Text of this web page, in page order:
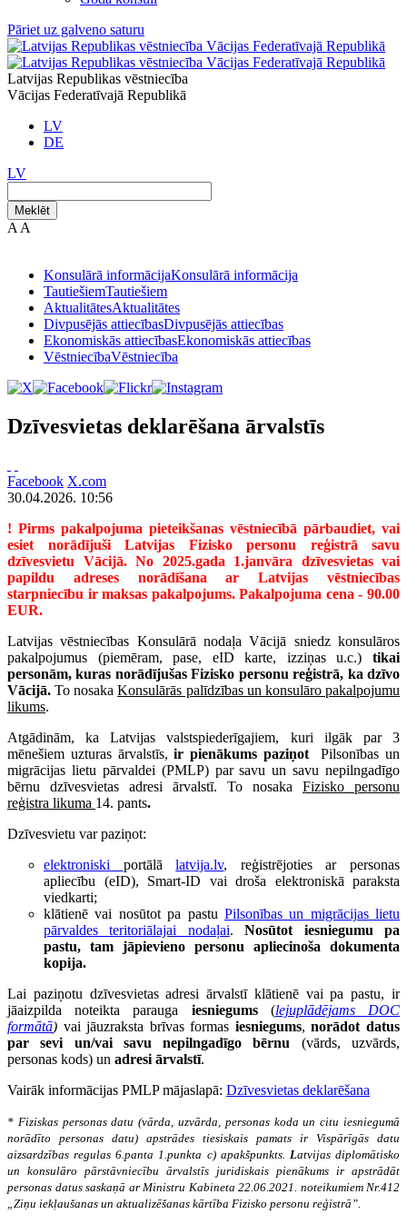
Pāriet uz galveno saturu
Latvijas Republikas vēstniecība
Vācijas Federatīvajā Republikā
LV
DE
LV
Meklēt
A A
Konsulārā informācijaKonsulārā informācija
TautiešiemTautiešiem
AktualitātesAktualitātes
Divpusējās attiecībasDivpusējās attiecības
Ekonomiskās attiecībasEkonomiskās attiecības
VēstniecībaVēstniecība
Dzīvesvietas deklarēšana ārvalstīs
Facebook X.com
30.04.2026. 10:56
! Pirms pakalpojuma pieteikšanas vēstniecībā pārbaudiet, vai
esiet norādījuši Latvijas Fizisko personu reģistrā savu
dzīvesvietu Vācijā. No 2025.gada 1.janvāra dzīvesvietas vai
papildu adreses norādīšana ar Latvijas vēstniecības
starpniecību ir maksas pakalpojums. Pakalpojuma cena - 90.00
EUR.
Latvijas vēstniecības Konsulārā nodaļa Vācijā sniedz konsulāros
pakalpojumus (piemēram, pase, eID karte, izziņas u.c.) tikai
personām, kuras norādījušas Fizisko personu reģistrā, ka dzīvo
Vācijā.To nosakaKonsulārās palīdzības un konsulāro pakalpojumu
likums.
Atgādinām, ka Latvijas valstspiederīgajiem, kuri ilgāk par 3
mēnešiem uzturas ārvalstīs,ir pienākums paziņotPilsonības un
migrācijas lietu pārvaldei (PMLP) par savu un savu nepilngadīgo
bērnu dzīvesvietas adresi ārvalstī. To nosaka
Fizisko personu
reģistra likuma 14. pants.
Dzīvesvietu var paziņot:
elektroniski portālālatvija.lv, reģistrējoties ar personas
apliecību (eID), Smart-ID vai droša elektroniskā paraksta
viedkarti;
klātienē vai nosūtot pa pastu Pilsonības un migrācijas lietu
pārvaldes teritoriālajai nodaļai.Nosūtot iesniegumu pa
pastu, tam jāpievieno personu apliecinoša dokumenta
kopija.
Lai paziņotu dzīvesvietas adresi ārvalstī klātienē vai pa pastu, ir
jāaizpilda noteikta parauga iesniegums(lejuplādējams DOC
formātā) vai jāuzraksta brīvas formas iesniegums,norādot datus
par sevi un/vai savu nepilngadīgo bērnu (vārds, uzvārds,
personas kods) un adresi ārvalstī.
Vairāk informācijas PMLP mājaslapā: Dzīvesvietas deklarēšana
* Fiziskas personas datu (vārda, uzvārda, personas koda un citu iesniegumā
norādīto personas datu) apstrādes tiesiskais pamats ir Vispārīgās datu
aizsardzības regulas 6.panta 1.punkta c) apakšpunkts. Latvijas diplomātisko
un konsulāro pārstāvniecību ārvalstīs juridiskais pienākums ir apstrādāt
personas datus saskaņā ar Ministru Kabineta 22.06.2021. noteikumiem Nr.412
„Ziņu iekļaušanas un aktualizēšanas kārtība Fizisko personu reģistrā”.